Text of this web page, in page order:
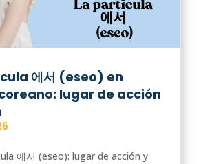
에서 (eseo) en
lugar de acción
에서 (eseo): lugar de acción y